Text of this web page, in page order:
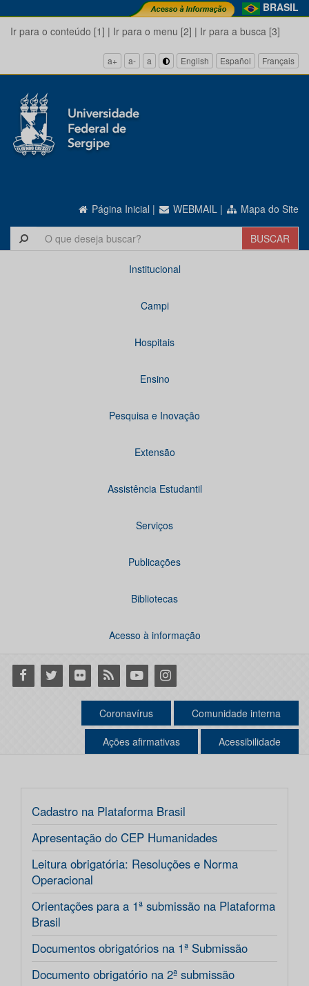
BRASIL
Ir para o conteúdo [1] | Ir para o menu [2] | Ir para a busca [3]
a+ a- a English Español Français
Página Inicial | WEBMAIL | Mapa do Site
Institucional
Campi
Hospitais
Ensino
Pesquisa e Inovação
Extensão
Assistência Estudantil
Serviços
Publicações
Bibliotecas
Acesso à informação
Facebook
Twitter Flickr RSS YoutubeInstagram
Coronavírus Comunidade interna
Ações afirmativas Acessibilidade
Cadastro na Plataforma Brasil
Apresentação do CEP Humanidades
Leitura obrigatória: Resoluções e Norma
Operacional
Orientações para a 1ª submissão na Plataforma
Brasil
Documentos obrigatórios na 1ª Submissão
Documento obrigatório na 2ª submissão